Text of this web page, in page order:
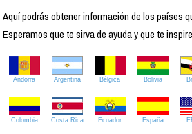
Aquí podrás obtener información de los países
Esperamos que te sirva de ayuda y que te
Andorra Argentina Bélgica Bolivia
Colombia Costa Rica Ecuador España